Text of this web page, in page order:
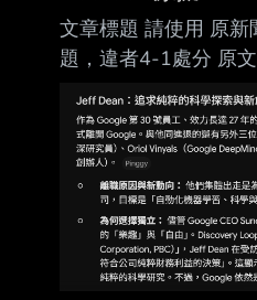
布時間： 請勿張貼
者署名： : 歐芯萌 : 原
晚間出席「全國產職
範勞工慶祝晚宴」。
進步的幕後英
文章標題 請使用 原
題，違者4-1處分 原
整內幕：Hassabis原
因擔憂股價 崩盤勸
https://m.cnyes.com/
間： 2026-08-08 記
財經 原文內容：
據業內消息人士透露
Hassabis 原計劃與